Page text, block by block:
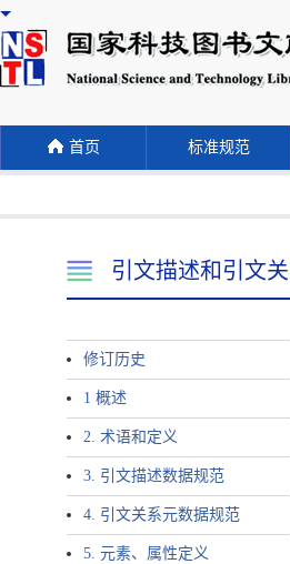
首页 标准规范
引文描述和引文
修订历史
1 概述
2. 术语和定义
3. 引文描述数据规范
4. 引文关系元数据规范
5. 元素、属性定义